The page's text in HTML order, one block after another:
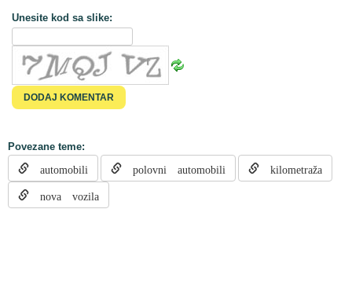
Unesite kod sa slike:
Povezane teme:
automobili polovni automobili kilometraža
nova vozila